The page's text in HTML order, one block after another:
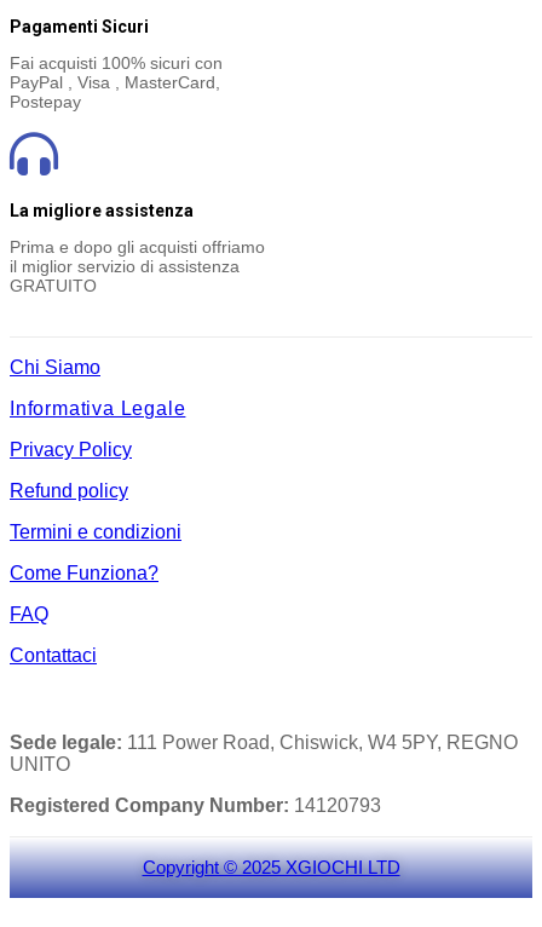
Pagamenti Sicuri
Fai acquisti 100% sicuri con
PayPal , Visa , MasterCard,
Postepay
La migliore assistenza
Prima e dopo gli acquisti offriamo
il miglior servizio di assistenza
GRATUITO
Chi Siamo
Informativa Legale
Privacy Policy
Refund policy
Termini e condizioni
Come Funziona?
FAQ
Contattaci
Sede legale: 111 Power Road, Chiswick, W4 5PY, REGNO
UNITO
Registered Company Number: 14120793
Copyright © 2025 XGIOCHI LTD